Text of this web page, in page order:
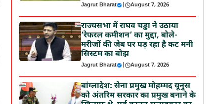
Jagrut Bharat | August 7, 2026
राज्यसभा में राघव चड्ढा ने उठाया
‘रेफरल कमीशन’ का मुद्दा, बोले-
मरीजों की जेब पर पड़ रहा है कट मनी
सिस्टम का बोझ
Jagrut Bharat | August 7, 2026
बांग्लादेश: सेना प्रमुख मोहम्मद यूनुस
को अंतरिम सरकार का प्रमुख बनाने के